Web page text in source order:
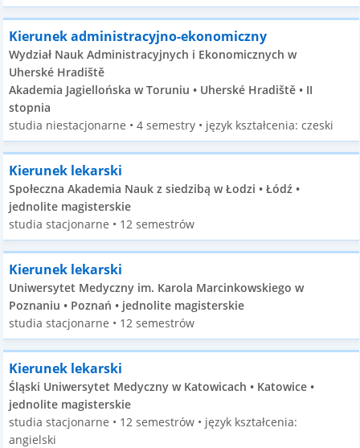
Kierunek administracyjno-ekonomiczny
Wydział Nauk Administracyjnych i Ekonomicznych w
Uherské Hradiště
Akademia Jagiellońska w Toruniu • Uherské Hradiště • II
stopnia
studia niestacjonarne • 4 semestry • język kształcenia: czeski
Kierunek lekarski
Społeczna Akademia Nauk z siedzibą w Łodzi • Łódź •
jednolite magisterskie
studia stacjonarne • 12 semestrów
Kierunek lekarski
Uniwersytet Medyczny im. Karola Marcinkowskiego w
Poznaniu • Poznań • jednolite magisterskie
studia stacjonarne • 12 semestrów
Kierunek lekarski
Śląski Uniwersytet Medyczny w Katowicach • Katowice •
jednolite magisterskie
studia stacjonarne • 12 semestrów • język kształcenia:
angielski